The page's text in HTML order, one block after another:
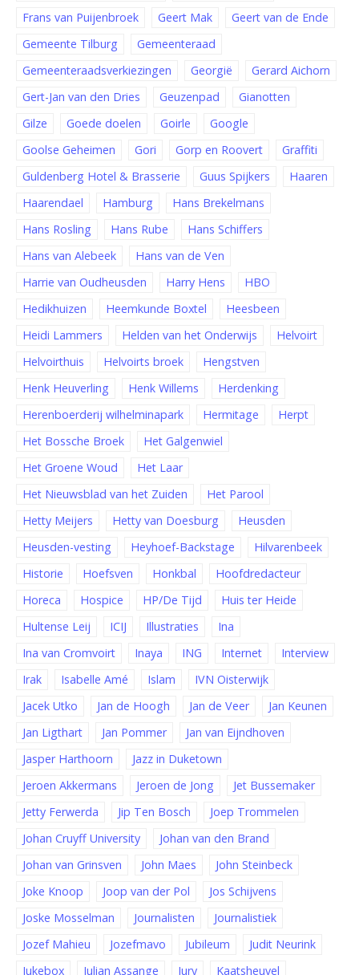
Frans van Puijenbroek
Geert Mak
Geert van de Ende
Gemeente Tilburg
Gemeenteraad
Gemeenteraadsverkiezingen
Georgië
Gerard Aichorn
Gert-Jan van den Dries
Geuzenpad
Gianotten
Gilze
Goede doelen Goirle
Google
Goolse Geheimen
Gori Gorp en Roovert
Graffiti
Guldenberg Hotel & Brasserie
Guus Spijkers
Haaren
Haarendael
Hamburg
Hans Brekelmans
Hans Rosling
Hans Rube
Hans Schiffers
Hans van Alebeek
Hans van de Ven
Harrie van Oudheusden
Harry Hens
HBO
Hedikhuizen
Heemkunde Boxtel
Heesbeen
Heidi Lammers
Helden van het Onderwijs
Helvoirt
Helvoirthuis
Helvoirts broek
Hengstven
Henk Heuverling
Henk Willems
Herdenking
Herenboerderij wilhelminapark
Hermitage
Herpt
Het Bossche Broek
Het Galgenwiel
Het Groene Woud
Het Laar
Het Nieuwsblad van het Zuiden
Het Parool
Hetty Meijers
Hetty van Doesburg
Heusden
Heusden-vesting
Heyhoef-Backstage
Hilvarenbeek
Historie
Hoefsven Honkbal
Hoofdredacteur
Horeca
Hospice HP/De Tijd
Huis ter Heide
Hultense Leij
ICIJ Illustraties
Ina
Ina van Cromvoirt
Inaya ING Internet
Interview
Irak
Isabelle Amé Islam
IVN Oisterwijk
Jacek Utko
Jan de Hoogh Jan de Veer
Jan Keunen
Jan Ligthart
Jan Pommer
Jan van Eijndhoven
Jasper Harthoorn
Jazz in Duketown
Jeroen Akkermans
Jeroen de Jong
Jet Bussemaker
Jetty Ferwerda
Jip Ten Bosch
Joep Trommelen
Johan Cruyff University
Johan van den Brand
Johan van Grinsven
John Maes
John Steinbeck
Joke Knoop
Joop van der Pol
Jos Schijvens
Joske Mosselman
Journalisten
Journalistiek
Jozef Mahieu
Jozefmavo Jubileum
Judit Neurink
Jukebox
Julian Assange Jury Kaatsheuvel